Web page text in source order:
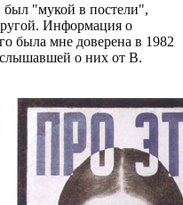
"мукой в постели",
Информация о
была мне доверена в 1982
о них от В.